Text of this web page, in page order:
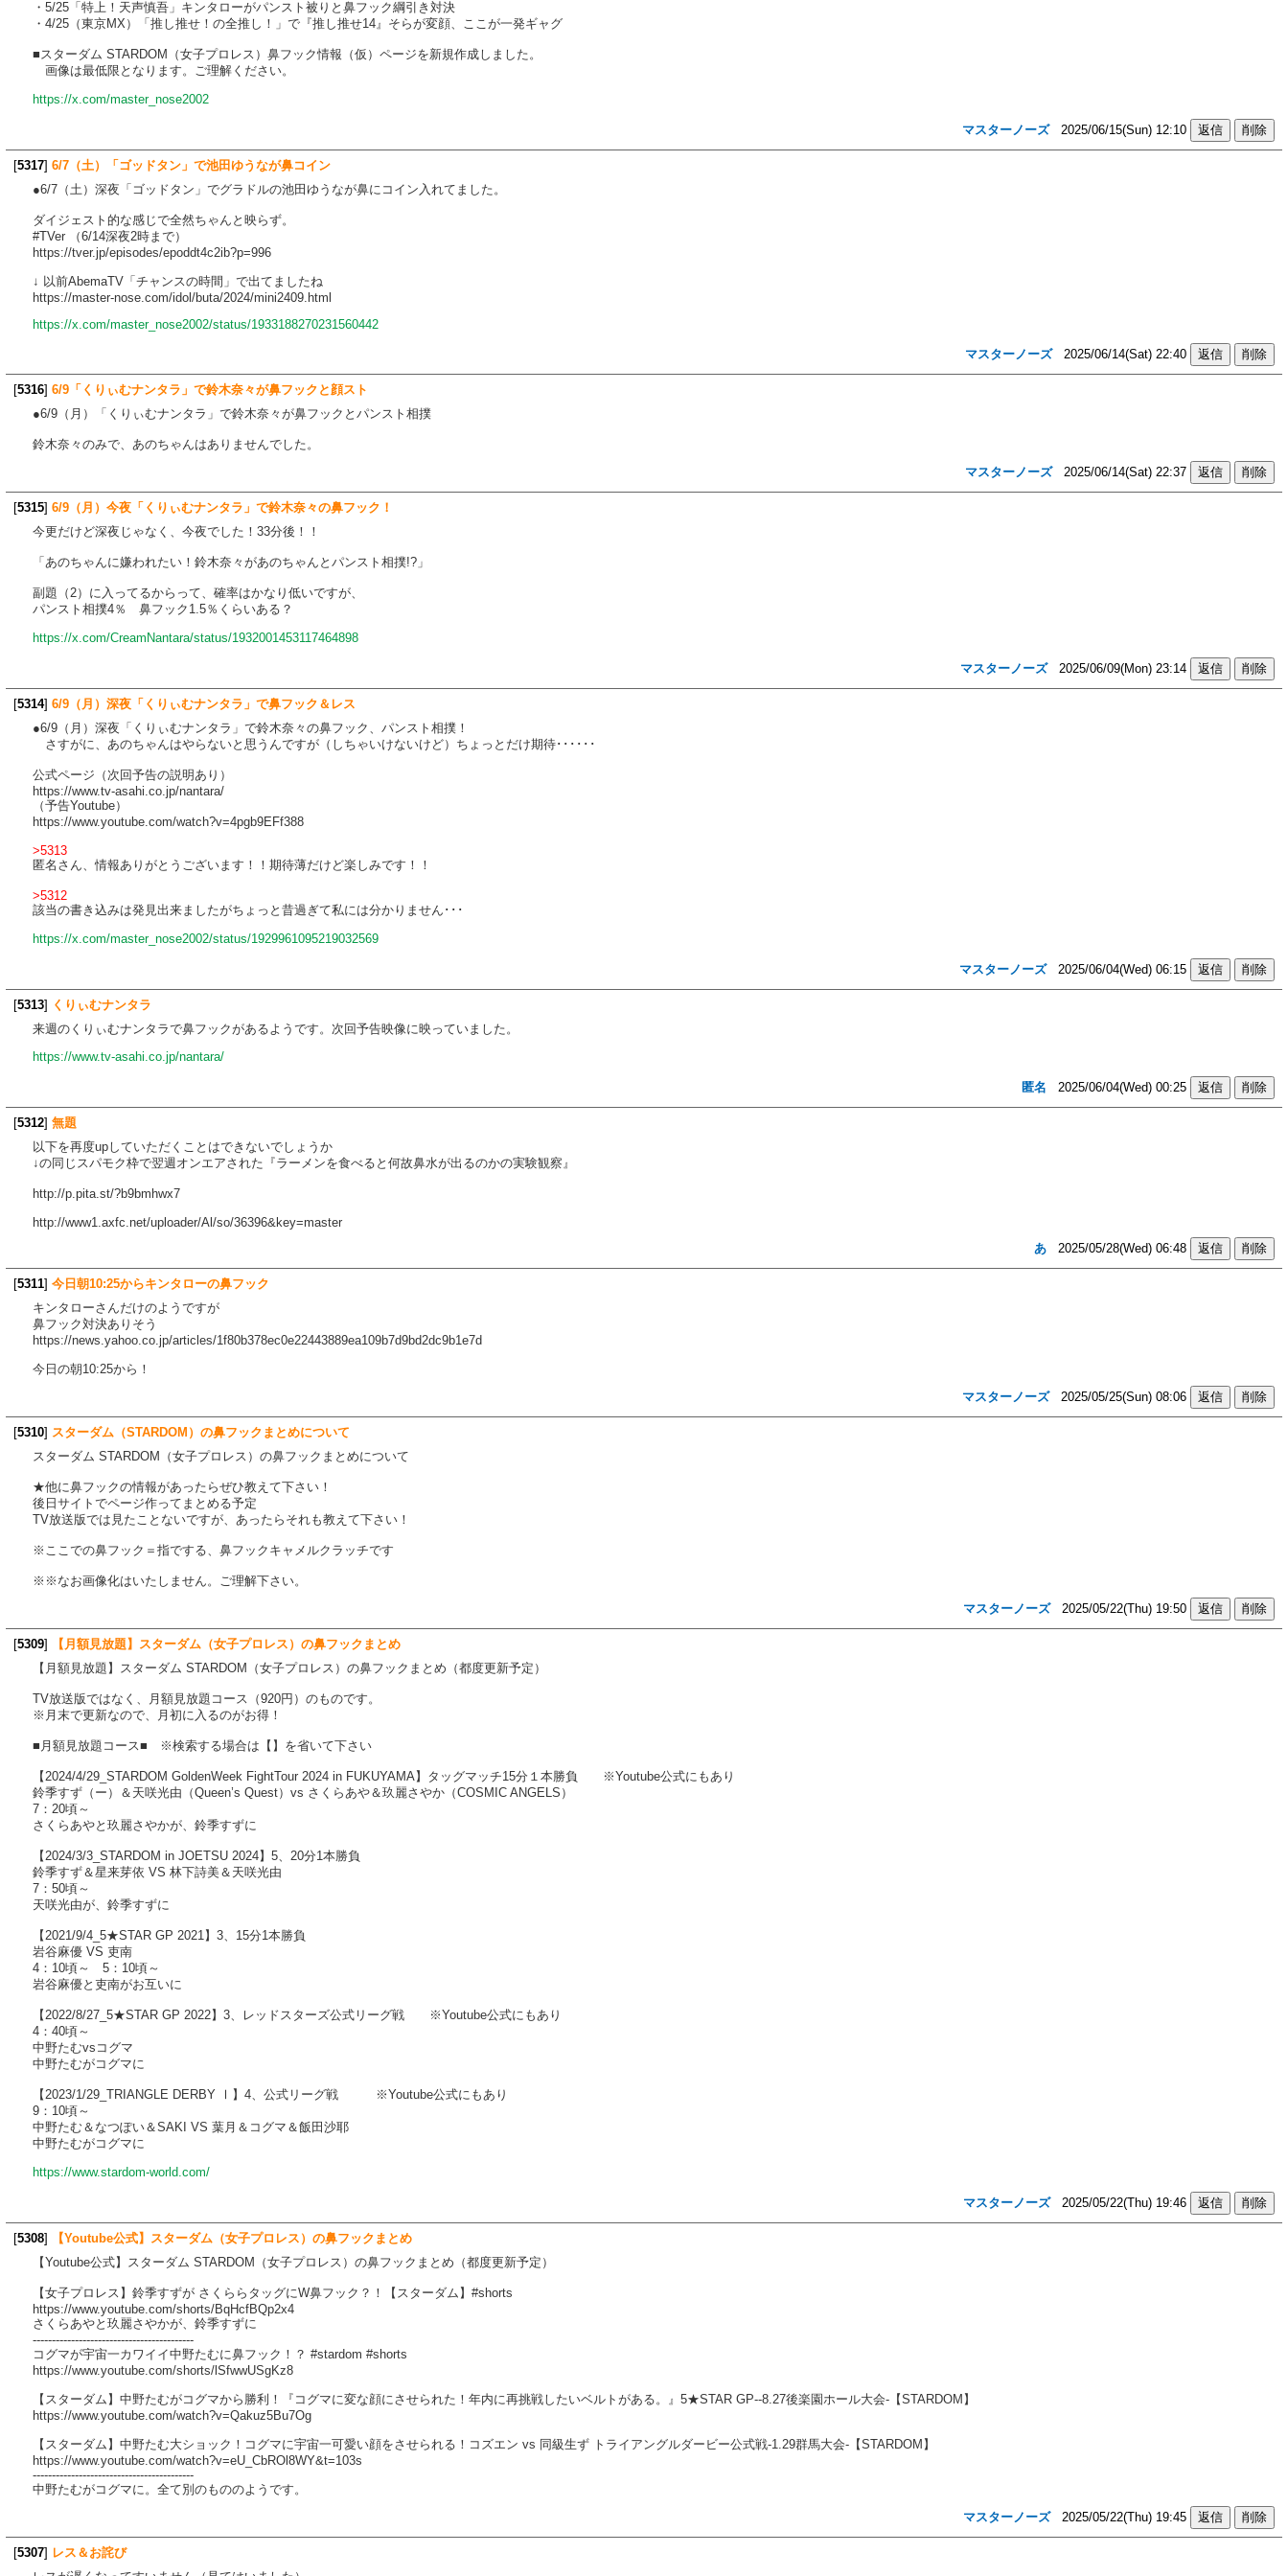
・5/25「特上！天声慎吾」キンタローがパンスト被りと鼻フック綱引き対決
・4/25（東京MX）「推し推せ！の全推し！」で『推し推せ14』そらが変顔、ここが一発ギャグ
■スターダム STARDOM（女子プロレス）鼻フック情報（仮）ページを新規作成しました。
画像は最低限となります。ご理解ください。
https://x.com/master_nose2002
マスターノーズ2025/06/15(Sun) 12:10
[5317] 6/7（土）「ゴッドタン」で池田ゆうなが鼻コイン
●6/7（土）深夜「ゴッドタン」でグラドルの池田ゆうなが鼻にコイン入れてました。
ダイジェスト的な感じで全然ちゃんと映らず。
#TVer （6/14深夜2時まで）
https://tver.jp/episodes/epoddt4c2ib?p=996
↓ 以前AbemaTV「チャンスの時間」で出てましたね
https://master-nose.com/idol/buta/2024/mini2409.html
https://x.com/master_nose2002/status/1933188270231560442
マスターノーズ2025/06/14(Sat) 22:40
[5316] 6/9「くりぃむナンタラ」で鈴木奈々が鼻フックと顔スト
●6/9（月）「くりぃむナンタラ」で鈴木奈々が鼻フックとパンスト相撲
鈴木奈々のみで、あのちゃんはありませんでした。
マスターノーズ2025/06/14(Sat) 22:37
[5315] 6/9（月）今夜「くりぃむナンタラ」で鈴木奈々の鼻フック！
今更だけど深夜じゃなく、今夜でした！33分後！！
「あのちゃんに嫌われたい！鈴木奈々があのちゃんとパンスト相撲!?」
副題（2）に入ってるからって、確率はかなり低いですが、
パンスト相撲4％ 鼻フック1.5％くらいある？
https://x.com/CreamNantara/status/1932001453117464898
マスターノーズ2025/06/09(Mon) 23:14
[5314] 6/9（月）深夜「くりぃむナンタラ」で鼻フック＆レス
●6/9（月）深夜「くりぃむナンタラ」で鈴木奈々の鼻フック、パンスト相撲！
さすがに、あのちゃんはやらないと思うんですが（しちゃいけないけど）ちょっとだけ期待･･････
公式ページ（次回予告の説明あり）
https://www.tv-asahi.co.jp/nantara/
（予告Youtube）
https://www.youtube.com/watch?v=4pgb9EFf388
>5313
匿名さん、情報ありがとうございます！！期待薄だけど楽しみです！！
>5312
該当の書き込みは発見出来ましたがちょっと昔過ぎて私には分かりません･･･
https://x.com/master_nose2002/status/1929961095219032569
マスターノーズ2025/06/04(Wed) 06:15
[5313] くりぃむナンタラ
来週のくりぃむナンタラで鼻フックがあるようです。次回予告映像に映っていました。
https://www.tv-asahi.co.jp/nantara/
匿名 2025/06/04(Wed) 00:25
[5312] 無題
以下を再度upしていただくことはできないでしょうか
↓の同じスパモク枠で翌週オンエアされた『ラーメンを食べると何故鼻水が出るのかの実験観察』
http://p.pita.st/?b9bmhwx7
http://www1.axfc.net/uploader/Al/so/36396&key=master
あ 2025/05/28(Wed) 06:48
[5311] 今日朝10:25からキンタローの鼻フック
キンタローさんだけのようですが
鼻フック対決ありそう
https://news.yahoo.co.jp/articles/1f80b378ec0e22443889ea109b7d9bd2dc9b1e7d
今日の朝10:25から！
マスターノーズ2025/05/25(Sun) 08:06
[5310] スターダム（STARDOM）の鼻フックまとめについて
スターダム STARDOM（女子プロレス）の鼻フックまとめについて
★他に鼻フックの情報があったらぜひ教えて下さい！
後日サイトでページ作ってまとめる予定
TV放送版では見たことないですが、あったらそれも教えて下さい！
※ここでの鼻フック＝指でする、鼻フックキャメルクラッチです
※※なお画像化はいたしません。ご理解下さい。
マスターノーズ2025/05/22(Thu) 19:50
[5309]
【月額見放題】スターダム（女子プロレス）の鼻フックまとめ
【月額見放題】スターダム STARDOM（女子プロレス）の鼻フックまとめ（都度更新予定）
TV放送版ではなく、月額見放題コース（920円）のものです。
※月末で更新なので、月初に入るのがお得！
■月額見放題コース■ ※検索する場合は【】を省いて下さい
【2024/4/29_STARDOM GoldenWeek FightTour 2024 in FUKUYAMA】タッグマッチ15分１本勝負 ※Youtube公式にもあり
鈴季すず（ー）＆天咲光由（Queen’s Quest）vs さくらあや＆玖麗さやか（COSMIC ANGELS）
7：20頃～
さくらあやと玖麗さやかが、鈴季すずに
【2024/3/3_STARDOM in JOETSU 2024】5、20分1本勝負
鈴季すず＆星来芽依 VS 林下詩美＆天咲光由
7：50頃～
天咲光由が、鈴季すずに
【2021/9/4_5★STAR GP 2021】3、15分1本勝負
岩谷麻優 VS 吏南
4：10頃～ 5：10頃～
岩谷麻優と吏南がお互いに
【2022/8/27_5★STAR GP 2022】3、レッドスターズ公式リーグ戦 ※Youtube公式にもあり
4：40頃～
中野たむvsコグマ
中野たむがコグマに
【2023/1/29_TRIANGLE DERBY Ⅰ】4、公式リーグ戦 ※Youtube公式にもあり
9：10頃～
中野たむ＆なつぽい＆SAKI VS 葉月＆コグマ＆飯田沙耶
中野たむがコグマに
https://www.stardom-world.com/
マスターノーズ2025/05/22(Thu) 19:46
[5308]
【Youtube公式】スターダム（女子プロレス）の鼻フックまとめ
【Youtube公式】スターダム STARDOM（女子プロレス）の鼻フックまとめ（都度更新予定）
【女子プロレス】鈴季すずが さくららタッグにW鼻フック？！【スターダム】#shorts
https://www.youtube.com/shorts/BqHcfBQp2x4
さくらあやと玖麗さやかが、鈴季すずに
------------------------------------------
コグマが宇宙一カワイイ中野たむに鼻フック！？ #stardom #shorts
https://www.youtube.com/shorts/lSfwwUSgKz8
【スターダム】中野たむがコグマから勝利！『コグマに変な顔にさせられた！年内に再挑戦したいベルトがある。』5★STAR GP--8.27後楽園ホール大会-【STARDOM】
https://www.youtube.com/watch?v=Qakuz5Bu7Og
【スターダム】中野たむ大ショック！コグマに宇宙一可愛い顔をさせられる！コズエン vs 同級生ず トライアングルダービー公式戦-1.29群馬大会-【STARDOM】
https://www.youtube.com/watch?v=eU_CbROl8WY&t=103s
------------------------------------------
中野たむがコグマに。全て別のもののようです。
マスターノーズ2025/05/22(Thu) 19:45
[5307] レス＆お詫び